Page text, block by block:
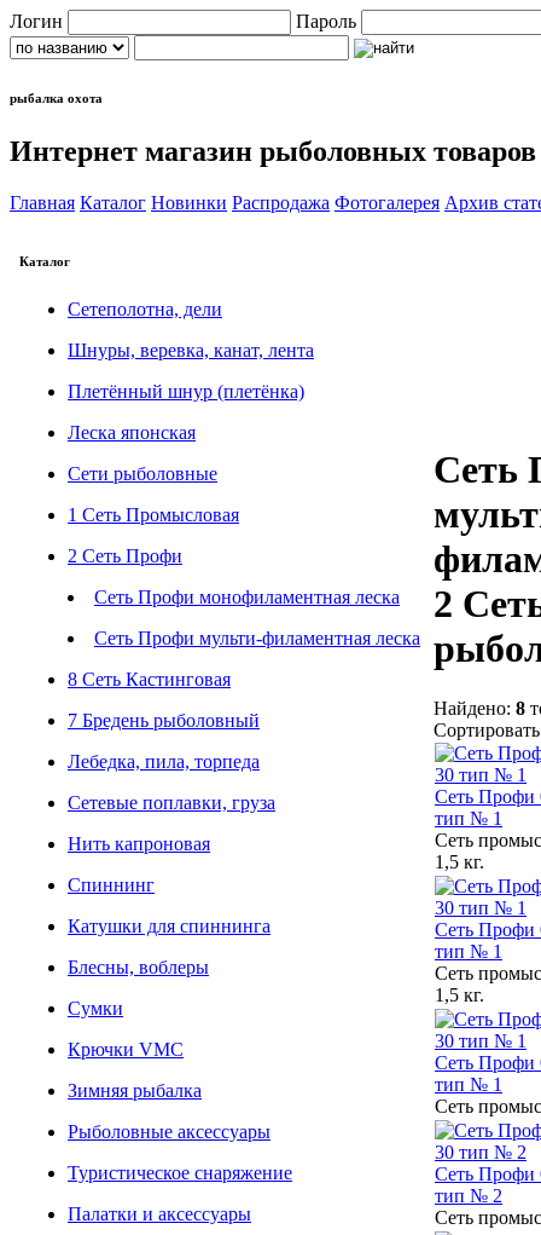
Логин Пароль
рыбалка охота
Интернет магазин рыболовных товаров
Главная Каталог Новинки Распродажа Фотогалерея Архив
Каталог
Сетеполотна, дели
Шнуры, веревка, канат, лента
Плетённый шнур (плетёнка)
Леска японская
Сети рыболовные
1 Сеть Промысловая
2 Сеть Профи
Сеть Профи монофиламентная леска
Сеть Профи мульти-филаментная леска
8 Сеть Кастинговая
7 Бредень рыболовный
Лебедка, пила, торпеда
Сетевые поплавки, груза
Нить капроновая
Спиннинг
Катушки для спиннинга
Блесны, воблеры
Сумки
Крючки VMC
Зимняя рыбалка
Рыболовные аксессуары
Туристическое снаряжение
Палатки и аксессуары
Сеть
2
Найдено: 8
Сеть Профи
тип № 1
Сеть
1,5 кг.
Сеть Профи
тип № 1
Сеть
1,5 кг.
Сеть Профи
тип № 1
Сеть
Сеть Профи
тип № 2
Сеть